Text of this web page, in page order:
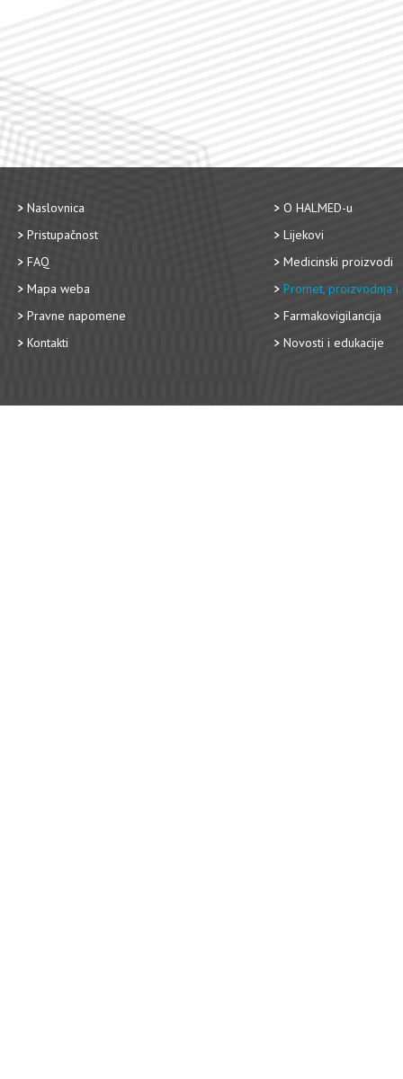
Naslovnica
Pristupačnost
FAQ
Mapa weba
Pravne napomene
Kontakti
O HALMED-u
Lijekovi
Medicinski proizvodi
Promet, proizvodnja i
Farmakovigilancija
Novosti i edukacije